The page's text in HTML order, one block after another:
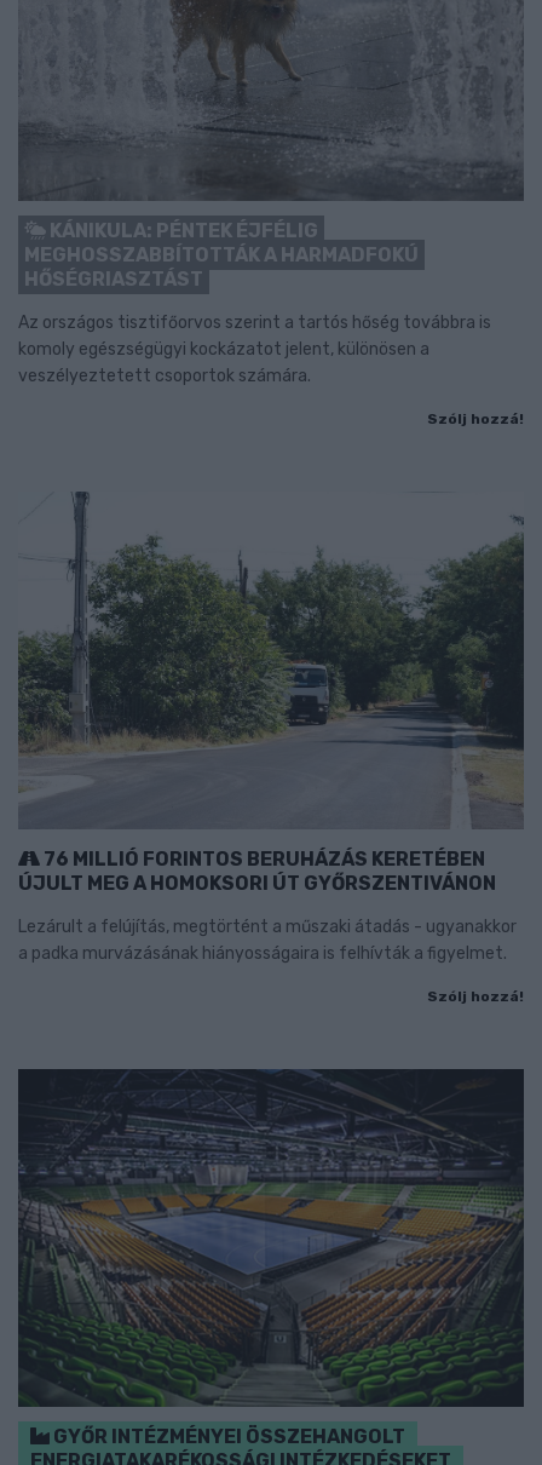
KÁNIKULA: PÉNTEK ÉJFÉLIG
MEGHOSSZABBÍTOTTÁK A HARMADFOKÚ
HŐSÉGRIASZTÁST
Az országos tisztifőorvos szerint a tartós hőség továbbra is
komoly egészségügyi kockázatot jelent, különösen a
veszélyeztetett csoportok számára.
Szólj hozzá!
76 MILLIÓ FORINTOS BERUHÁZÁS KERETÉBEN
ÚJULT MEG A HOMOKSORI ÚT GYŐRSZENTIVÁNON
Lezárult a felújítás, megtörtént a műszaki átadás - ugyanakkor
a padka murvázásának hiányosságaira is felhívták a figyelmet.
Szólj hozzá!
GYŐR INTÉZMÉNYEI ÖSSZEHANGOLT